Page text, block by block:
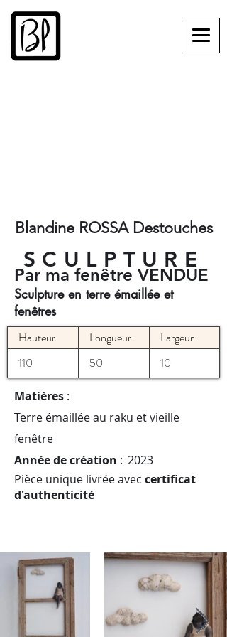
Blandine ROSSA Destouches
SCULPTURE
Par ma fenêtre VENDUE
Sculpture en terre émaillée et
fenêtres
Hauteur Longueur
Largeur
110
50 10
Matières :
Terre émaillée au raku et vieille
fenêtre
Année de création : 2023
Pièce unique livrée avec certificat
d'authenticité